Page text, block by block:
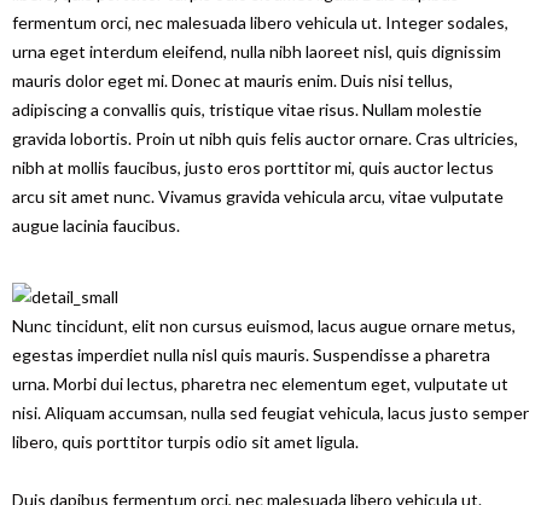
fermentum orci, nec malesuada libero vehicula ut. Integer sodales,
urna eget interdum eleifend, nulla nibh laoreet nisl, quis dignissim
mauris dolor eget mi. Donec at mauris enim. Duis nisi tellus,
adipiscing a convallis quis, tristique vitae risus. Nullam molestie
gravida lobortis. Proin ut nibh quis felis auctor ornare. Cras ultricies,
nibh at mollis faucibus, justo eros porttitor mi, quis auctor lectus
arcu sit amet nunc. Vivamus gravida vehicula arcu, vitae vulputate
augue lacinia faucibus.
Nunc tincidunt, elit non cursus euismod, lacus augue ornare metus,
egestas imperdiet nulla nisl quis mauris. Suspendisse a pharetra
urna. Morbi dui lectus, pharetra nec elementum eget, vulputate ut
nisi. Aliquam accumsan, nulla sed feugiat vehicula, lacus justo semper
libero, quis porttitor turpis odio sit amet ligula.
Duis dapibus fermentum orci, nec malesuada libero vehicula ut.